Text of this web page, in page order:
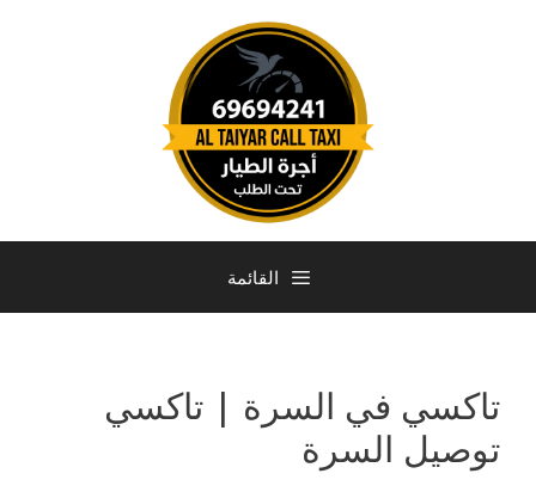
القائمة
تاكسي في السرة | تاكسي
توصيل السرة